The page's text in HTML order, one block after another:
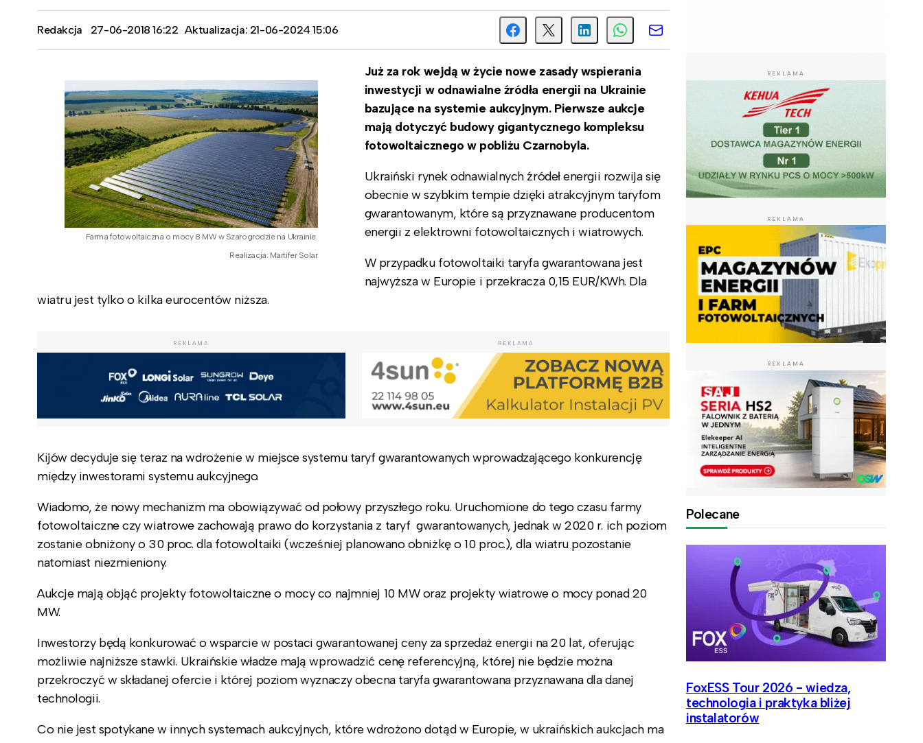
Redakcja 27-06-2018 16:22 Aktualizacja: 21-06-2024 15:06
Farma fotowoltaiczna o mocy 8 MW w Szarogrodzie na Ukrainie.
Realizacja: Martifer Solar
Już za rok wejdą w życie nowe zasady wspierania
inwestycji w odnawialne źródła energii na Ukrainie
bazujące na systemie aukcyjnym. Pierwsze aukcje
mają dotyczyć budowy gigantycznego kompleksu
fotowoltaicznego w pobliżu Czarnobyla.
Ukraiński rynek odnawialnych źródeł energii rozwija się
obecnie w szybkim tempie dzięki atrakcyjnym taryfom
gwarantowanym, które są przyznawane producentom
energii z elektrowni fotowoltaicznych i wiatrowych.
W przypadku fotowoltaiki taryfa gwarantowana jest
najwyższa w Europie i przekracza 0,15 EUR/KWh. Dla
wiatru jest tylko o kilka eurocentów niższa.
REKLAMA REKLAMA
Kijów decyduje się teraz na wdrożenie w miejsce systemu taryf gwarantowanych wprowadzającego konkurencję
między inwestorami systemu aukcyjnego.
Wiadomo, że nowy mechanizm ma obowiązywać od połowy przyszłego roku. Uruchomione do tego czasu farmy
fotowoltaiczne czy wiatrowe zachowają prawo do korzystania z taryf gwarantowanych, jednak w 2020 r. ich poziom
zostanie obniżony o 30 proc. dla fotowoltaiki (wcześniej planowano obniżkę o 10 proc.), dla wiatru pozostanie
natomiast niezmieniony.
Aukcje mają objąć projekty fotowoltaiczne o mocy co najmniej 10 MW oraz projekty wiatrowe o mocy ponad 20
MW.
Inwestorzy będą konkurować o wsparcie w postaci gwarantowanej ceny za sprzedaż energii na 20 lat, oferując
możliwie najniższe stawki. Ukraińskie władze mają wprowadzić cenę referencyjną, której nie będzie można
przekroczyć w składanej ofercie i której poziom wyznaczy obecna taryfa gwarantowana przyznawana dla danej
technologii.
Co nie jest spotykane w innych systemach aukcyjnych, które wdrożono dotąd w Europie, w ukraińskich aukcjach ma
REKLAMA
REKLAMA
REKLAMA
Polecane
FoxESS Tour 2026 - wiedza,
technologia i praktyka bliżej
instalatorów